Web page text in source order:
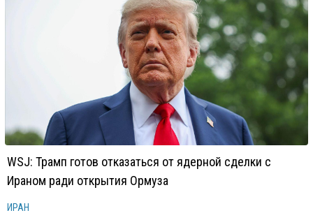
WSJ: Трамп готов отказаться от ядерной сделки с
Ираном ради открытия Ормуза
ИРАН